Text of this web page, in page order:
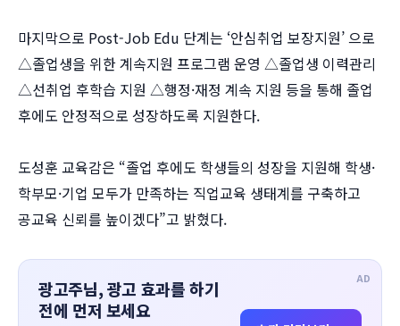
마지막으로 Post-Job Edu 단계는 ‘안심취업 보장지원’ 으로
△졸업생을 위한 계속지원 프로그램 운영 △졸업생 이력관리
△선취업 후학습 지원 △행정·재정 계속 지원 등을 통해 졸업
후에도 안정적으로 성장하도록 지원한다.
도성훈 교육감은 “졸업 후에도 학생들의 성장을 지원해 학생·
학부모·기업 모두가 만족하는 직업교육 생태계를 구축하고
공교육 신뢰를 높이겠다”고 밝혔다.
AD
광고주님, 광고 효과를 하기
전에 먼저 보세요